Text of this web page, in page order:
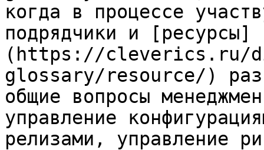
когда в процессе
подрядчики и [ресурсы]
(https://cleverics.ru/
glossary/resource/)
общие вопросы
управление
релизами, управление